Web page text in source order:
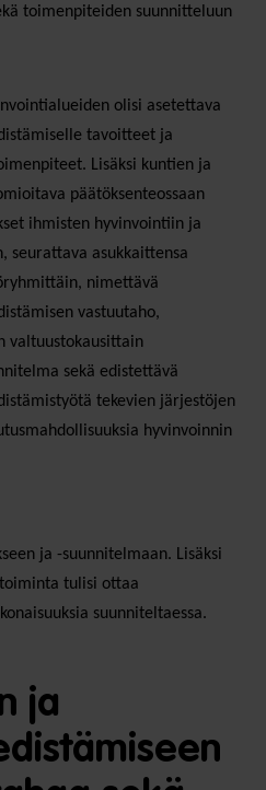
toimenpiteiden suunnitteluun
olisi asetettava
tavoitteet ja
Lisäksi kuntien ja
päätöksenteossaan
ihmisten hyvinvointiin ja
seurattava asukkaittensa
nimettävä
vastuutaho,
valtuustokausittain
sekä edistettävä
tekevien järjestöjen
hyvinvoinnin
ja -suunnitelmaan. Lisäksi
tulisi ottaa
suunniteltaessa.
ja